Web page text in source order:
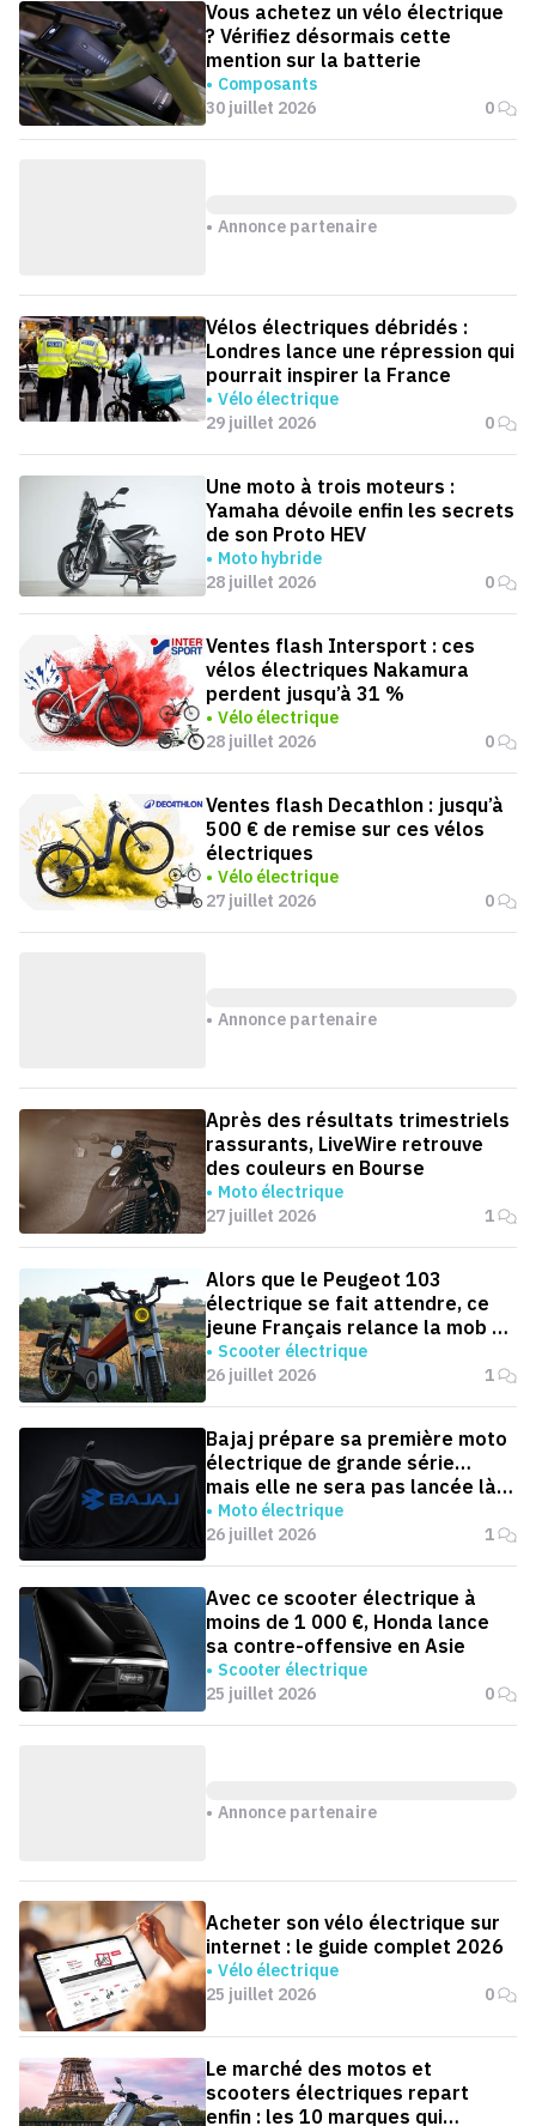
Vous achetez un vélo électrique
? Vérifiez désormais cette
mention sur la batterie
Composants
30 juillet 2026
0
Annonce partenaire
Vélos électriques débridés :
Londres lance une répression qui
pourrait inspirer la France
Vélo électrique
29 juillet 2026
0
Une moto à trois moteurs :
Yamaha dévoile enfin les secrets
de son Proto HEV
Moto hybride
28 juillet 2026
0
Ventes flash Intersport : ces
vélos électriques Nakamura
perdent jusqu’à 31 %
Vélo électrique
28 juillet 2026
0
Ventes flash Decathlon : jusqu’à
500 € de remise sur ces vélos
électriques
Vélo électrique
27 juillet 2026
0
Annonce partenaire
Après des résultats trimestriels
rassurants, LiveWire retrouve
des couleurs en Bourse
Moto électrique
27 juillet 2026
1
Alors que le Peugeot 103
électrique se fait attendre, ce
jeune Français relance la mob en
version électrique
Scooter électrique
26 juillet 2026
1
Bajaj prépare sa première moto
électrique de grande série…
mais elle ne sera pas lancée là
où on l'attend
Moto électrique
26 juillet 2026
1
Avec ce scooter électrique à
moins de 1 000 €, Honda lance
sa contre-offensive en Asie
Scooter électrique
25 juillet 2026
0
Annonce partenaire
Acheter son vélo électrique sur
internet : le guide complet 2026
Vélo électrique
25 juillet 2026
0
Le marché des motos et
scooters électriques repart
enfin : les 10 marques qui